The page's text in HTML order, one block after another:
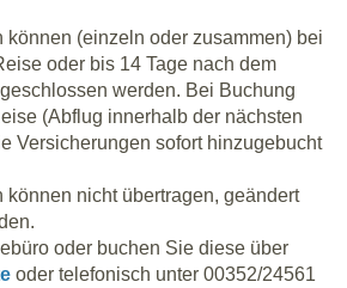
können (einzeln oder zusammen) bei
oder bis 14 Tage nach dem
werden. Bei Buchung
(Abflug innerhalb der nächsten
Versicherungen sofort hinzugebucht
können nicht übertragen, geändert
oder buchen Sie diese über
oder telefonisch unter 00352/24561